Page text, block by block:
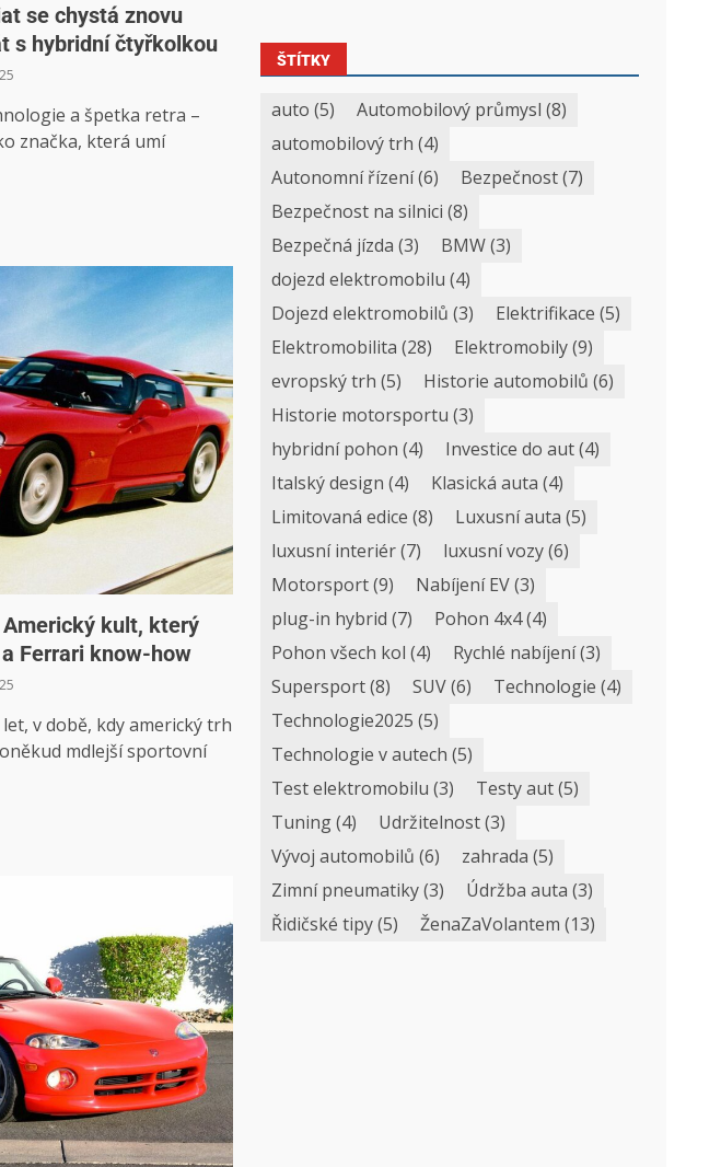
se chystá znovu
s hybridní čtyřkolkou
a špetka retra –
značka, která umí
Americký kult, který
Ferrari know-how
v době, kdy americký trh
mdlejší sportovní
ŠTÍTKY
auto (5) Automobilový průmysl (8)
automobilový trh (4)
Autonomní řízení(6) Bezpečnost(7)
Bezpečnost na silnici (8)
Bezpečná jízda (3) BMW(3)
dojezd elektromobilu (4)
Dojezd elektromobilů (3) Elektrifikace (5)
Elektromobilita (28) Elektromobily(9)
evropský trh (5) Historie automobilů (6)
Historie motorsportu (3)
hybridní pohon (4) Investice do aut(4)
Italský design (4) Klasická auta (4)
Limitovaná edice (8) Luxusní auta (5)
luxusní interiér(7) luxusní vozy(6)
Motorsport(9) Nabíjení EV(3)
plug-in hybrid (7) Pohon 4x4(4)
Pohon všech kol (4) Rychlé nabíjení(3)
Supersport(8) SUV(6) Technologie (4)
Technologie2025 (5)
Technologie v autech (5)
Test elektromobilu (3) Testy aut(5)
Tuning(4) Udržitelnost(3)
Vývoj automobilů (6) zahrada (5)
Zimní pneumatiky(3) Údržba auta (3)
Řidičské tipy(5) ŽenaZaVolantem (13)